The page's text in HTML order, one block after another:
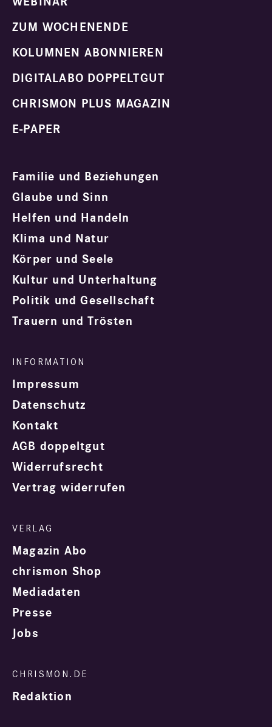
ZUM WOCHENENDE
KOLUMNEN ABONNIEREN
DIGITALABO DOPPELTGUT
CHRISMON PLUS MAGAZIN
E-PAPER
Familie und Beziehungen
Glaube und Sinn
Helfen und Handeln
Klima und Natur
Körper und Seele
Kultur und Unterhaltung
Politik und Gesellschaft
Trauern und Trösten
Impressum
Datenschutz
Kontakt
AGB doppeltgut
Widerrufsrecht
Vertrag widerrufen
Magazin Abo
chrismon Shop
Mediadaten
Presse
Jobs
Redaktion